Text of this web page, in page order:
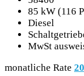
85 kW (116
Diesel
MwSt
monatliche Rate